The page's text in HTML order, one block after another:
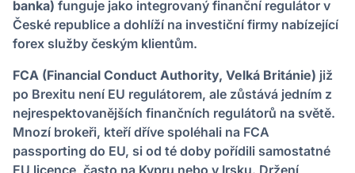
banka) funguje jako integrovaný finanční regulátor v
České republice a dohlíží na investiční firmy nabízející
forex služby českým klientům.
FCA (Financial Conduct Authority, Velká Británie) již
po Brexitu není EU regulátorem, ale zůstává jedním z
nejrespektovanějších finančních regulátorů na světě.
Mnozí brokeři, kteří dříve spoléhali na FCA
passporting do EU, si od té doby pořídili samostatné
EU licence, často na Kypru nebo v Irsku. Držení